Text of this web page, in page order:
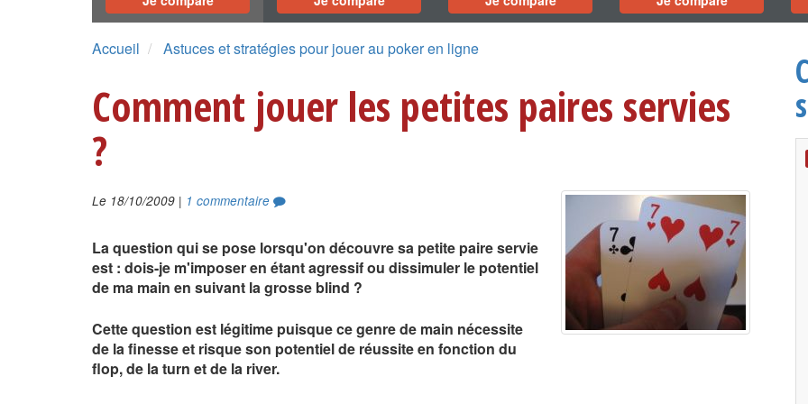
Accueil Astuces et stratégies pour jouer au poker en ligne
Comment jouer les petites paires servies
?
Le 18/10/2009 | 1 commentaire
La question qui se pose lorsqu'on découvre sa petite paire servie
est : dois-je m'imposer en étant agressif ou dissimuler le potentiel
de ma main en suivant la grosse blind ?
Cette question est légitime puisque ce genre de main nécessite
de la finesse et risque son potentiel de réussite en fonction du
flop, de la turn et de la river.